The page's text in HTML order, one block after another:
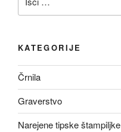
KATEGORIJE
Črnila
Graverstvo
Narejene tipske štampiljke